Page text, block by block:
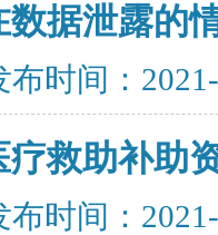
数据泄露的
布时间：
疗救助补助
布时间：